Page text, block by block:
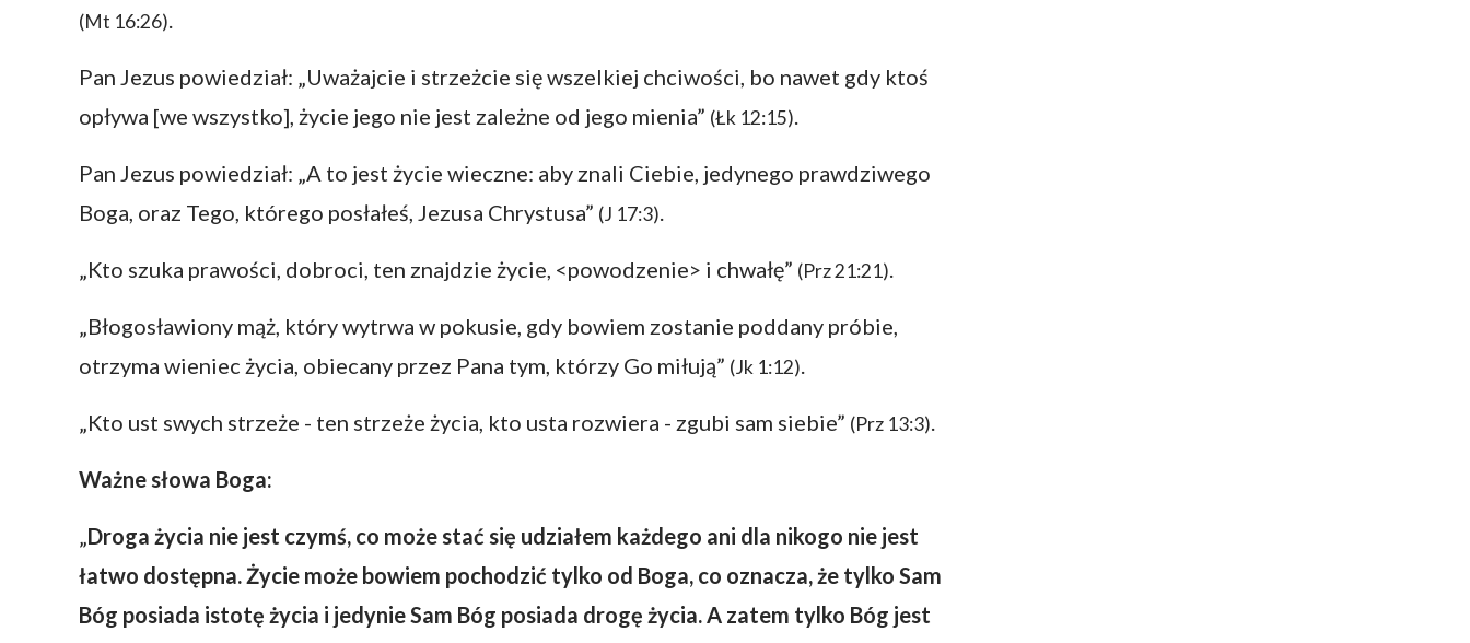
(Mt 16:26).
Pan Jezus powiedział: „Uważajcie i strzeżcie się wszelkiej chciwości, bo nawet gdy ktoś
opływa [we wszystko], życie jego nie jest zależne od jego mienia” (Łk 12:15).
Pan Jezus powiedział: „A to jest życie wieczne: aby znali Ciebie, jedynego prawdziwego
Boga, oraz Tego, którego posłałeś, Jezusa Chrystusa” (J 17:3).
„Kto szuka prawości, dobroci, ten znajdzie życie, <powodzenie> i chwałę” (Prz 21:21).
„Błogosławiony mąż, który wytrwa w pokusie, gdy bowiem zostanie poddany próbie,
otrzyma wieniec życia, obiecany przez Pana tym, którzy Go miłują” (Jk 1:12).
„Kto ust swych strzeże - ten strzeże życia, kto usta rozwiera - zgubi sam siebie” (Prz 13:3).
Ważne słowa Boga:
„Droga życia nie jest czymś, co może stać się udziałem każdego ani dla nikogo nie jest
łatwo dostępna. Życie może bowiem pochodzić tylko od Boga, co oznacza, że tylko Sam
Bóg posiada istotę życia i jedynie Sam Bóg posiada drogę życia. A zatem tylko Bóg jest